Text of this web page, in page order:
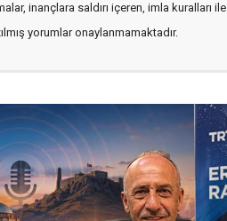
inançlara saldırı içeren, imla kuralları ile
yorumlar onaylanmamaktadır.